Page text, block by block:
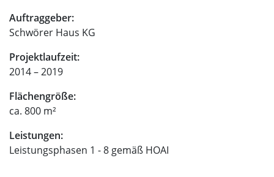
Auftraggeber:
Schwörer Haus KG
Projektlaufzeit:
2014 – 2019
Flächengröße:
ca. 800 m²
Leistungen:
Leistungsphasen 1 - 8 gemäß HOAI